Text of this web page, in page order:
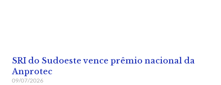
SRI do Sudoeste vence prêmio nacional da
Anprotec
09/07/2026